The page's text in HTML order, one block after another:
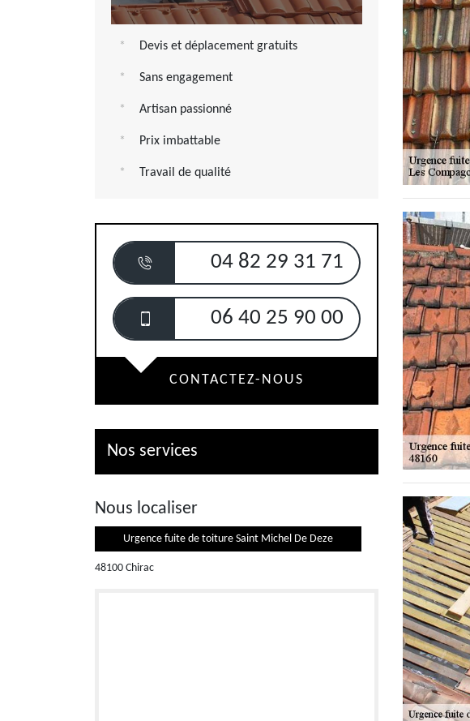
Devis et déplacement gratuits
Sans engagement
Artisan passionné
Prix imbattable
Travail de qualité
04 82 29 31 71
06 40 25 90 00
CONTACTEZ-NOUS
Nos services
Nous localiser
Urgence fuite de toiture Saint Michel De Deze
48100 Chirac